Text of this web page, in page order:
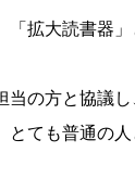
「拡大読書器
当の方と協議
ても普通の